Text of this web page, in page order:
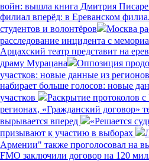
войн: вышла книга Дмитрия
филиал вперёд: в Ереванском
студентов и волонтёров
Москва
расследование инцидента с
Арцахский театр представит на
драму Мурацана
Оппозиция
участков: новые данные из
набирает больше голосов: новые
участков
Раскрытие протоколов
регионах, «Гражданский договор»
вырывается вперед
«Решается
призывают к участию в выборах
Армении" также проголосовал на
FMO заключили договор на 120